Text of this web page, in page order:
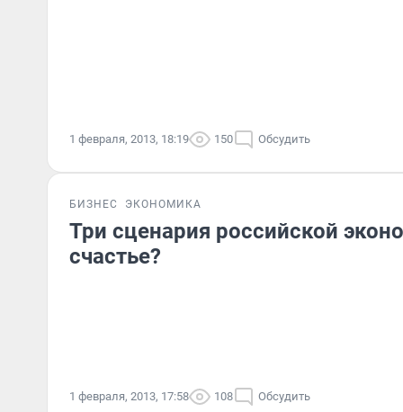
1 февраля, 2013, 18:19 150 Обсудить
БИЗНЕС ЭКОНОМИКА
Три сценария российской
счастье?
1 февраля, 2013, 17:58 108 Обсудить